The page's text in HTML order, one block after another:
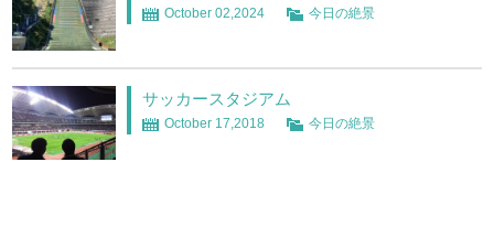
October 02,2024 今日の絶景
サッカースタジアム
October 17,2018 今日の絶景